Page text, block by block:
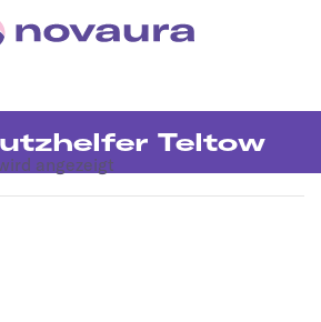
Teltow
angezeigt